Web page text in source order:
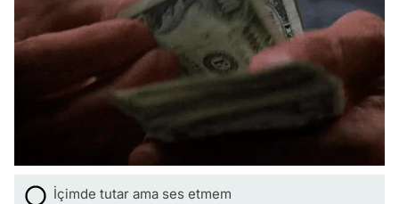
İçimde tutar ama ses etmem